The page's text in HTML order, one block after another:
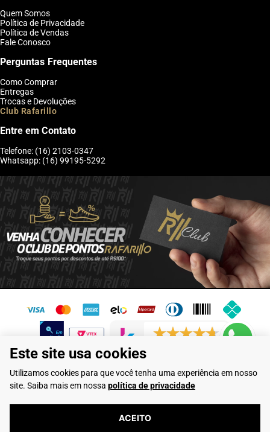
Este site usa cookies
Utilizamos cookies para que você tenha uma experiência em nosso
site. Saiba mais em nossa política de privacidade
ACEITO
Quem Somos
Política de Privacidade
Política de Vendas
Fale Conosco
Perguntas Frequentes
Como Comprar
Entregas
Trocas e Devoluções
Club Rafarillo
Entre em Contato
Telefone: (16) 2103-0347
Whatsapp: (16) 99195-5292
Flamarian Comércio de Calçados LTDA - CNPJ: 10.913.950/0001-60 -
Rua Evangelista de Lima, 710 - Franca/SP
Coronel Tamarindo, 2435 - Franca/SP